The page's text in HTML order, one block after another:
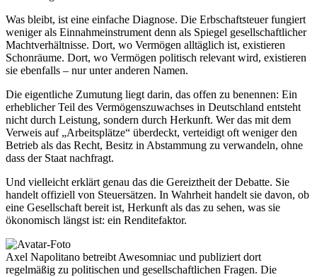
Was bleibt, ist eine einfache Diagnose. Die Erbschaftsteuer fungiert
weniger als Einnahmeinstrument denn als Spiegel gesellschaftlicher
Machtverhältnisse. Dort, wo Vermögen alltäglich ist, existieren
Schonräume. Dort, wo Vermögen politisch relevant wird, existieren
sie ebenfalls – nur unter anderen Namen.
Die eigentliche Zumutung liegt darin, das offen zu benennen: Ein
erheblicher Teil des Vermögenszuwachses in Deutschland entsteht
nicht durch Leistung, sondern durch Herkunft. Wer das mit dem
Verweis auf „Arbeitsplätze“ überdeckt, verteidigt oft weniger den
Betrieb als das Recht, Besitz in Abstammung zu verwandeln, ohne
dass der Staat nachfragt.
Und vielleicht erklärt genau das die Gereiztheit der Debatte. Sie
handelt offiziell von Steuersätzen. In Wahrheit handelt sie davon, ob
eine Gesellschaft bereit ist, Herkunft als das zu sehen, was sie
ökonomisch längst ist: ein Renditefaktor.
Axel Napolitano betreibt Awesomniac und publiziert dort
regelmäßig zu politischen und gesellschaftlichen Fragen. Die